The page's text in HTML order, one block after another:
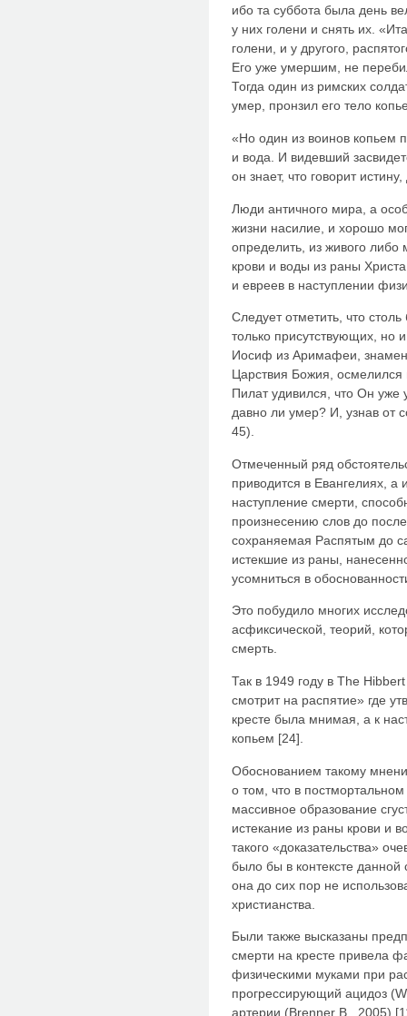
ибо та суббота была день
у них голени и снять их.
голени, и у другого,
Его уже умершим, не
Тогда один из римских
умер, пронзил его тело
«Но один из воинов копьем
и вода. И видевший
он знает, что говорит
Люди античного мира, а
жизни насилие, и хорошо
определить, из живого либо
крови и воды из раны
и евреев в наступлении
Следует отметить, что
только присутствующих, но
Иосиф из Аримафеи,
Царствия Божия, осмелился
Пилат удивился, что Он уже
давно ли умер? И, узнав от
45).
Отмеченный ряд
приводится в Евангелиях, а
наступление смерти,
произнесению слов до
сохраняемая Распятым до
истекшие из раны,
усомниться в
Это побудило многих
асфиксической, теорий,
смерть.
Так в 1949 году в The
смотрит на распятие» где
кресте была мнимая, а к
копьем [24].
Обоснованием такому
о том, что в
массивное образование
истекание из раны крови и
такого «доказательства»
было бы в контексте данной
она до сих пор не
христианства.
Были также высказаны
смерти на кресте привела
физическими муками при
прогрессирующий ацидоз
артерии (Brenner В., 2005)